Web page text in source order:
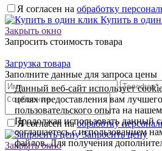
Я согласен на обработку
Купить в
Закрыть окно
Запросить стоимость товара
Загрузка товара
Заполните данные для запроса цены
Я согласен наобработку
Запросить цену
Закрыть окно
Данный веб-сайт использует
целях предоставления вам лучшего
пользовательского опыта на
Продолжая использовать данный
соглашаетесь с использованием
файлов. Для получения